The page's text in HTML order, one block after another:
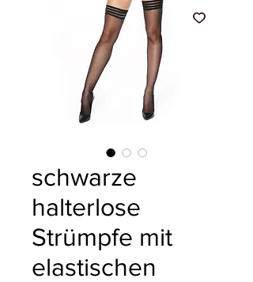
schwarze
halterlose
Strümpfe mit
elastischen